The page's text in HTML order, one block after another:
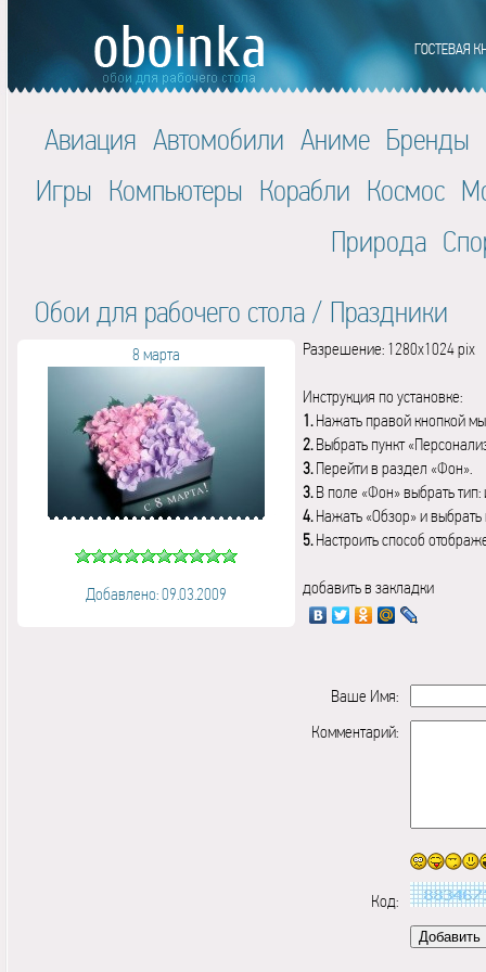
Авиация Автомобили Аниме Бренды
Игры Компьютеры Корабли Космос
Природа
Обои для рабочего стола / Праздники
8 марта
Добавлено: 09.03.2009
Разрешение: 1280x1024 pix
Инструкция по установке:
1.Нажать правой кнопкой
2.Выбрать пункт
3.Перейти в раздел «Фон».
3.В поле «Фон» выбрать
4.Нажать «Обзор» и выбрать
5.Настроить способ
добавить в закладки
Ваше Имя:
Комментарий:
Код: